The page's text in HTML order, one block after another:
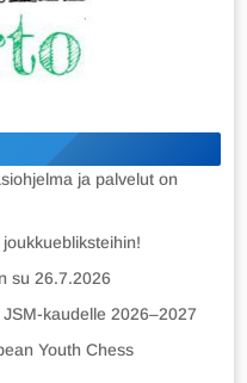
ja palvelut on
su 26.7.2026
kaudelle 2026–2027
Youth Chess